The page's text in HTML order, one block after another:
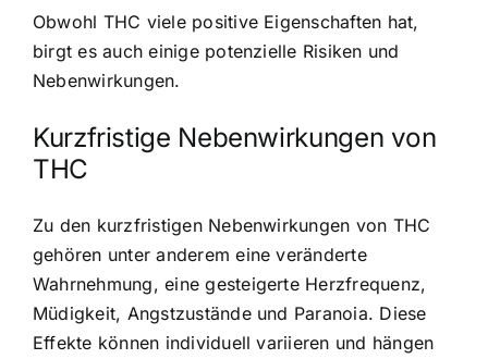
Obwohl THC viele positive Eigenschaften hat,
birgt es auch einige potenzielle Risiken und
Nebenwirkungen.
Kurzfristige Nebenwirkungen von
THC
Zu den kurzfristigen Nebenwirkungen von THC
gehören unter anderem eine veränderte
Wahrnehmung, eine gesteigerte Herzfrequenz,
Müdigkeit, Angstzustände und Paranoia. Diese
Effekte können individuell variieren und hängen